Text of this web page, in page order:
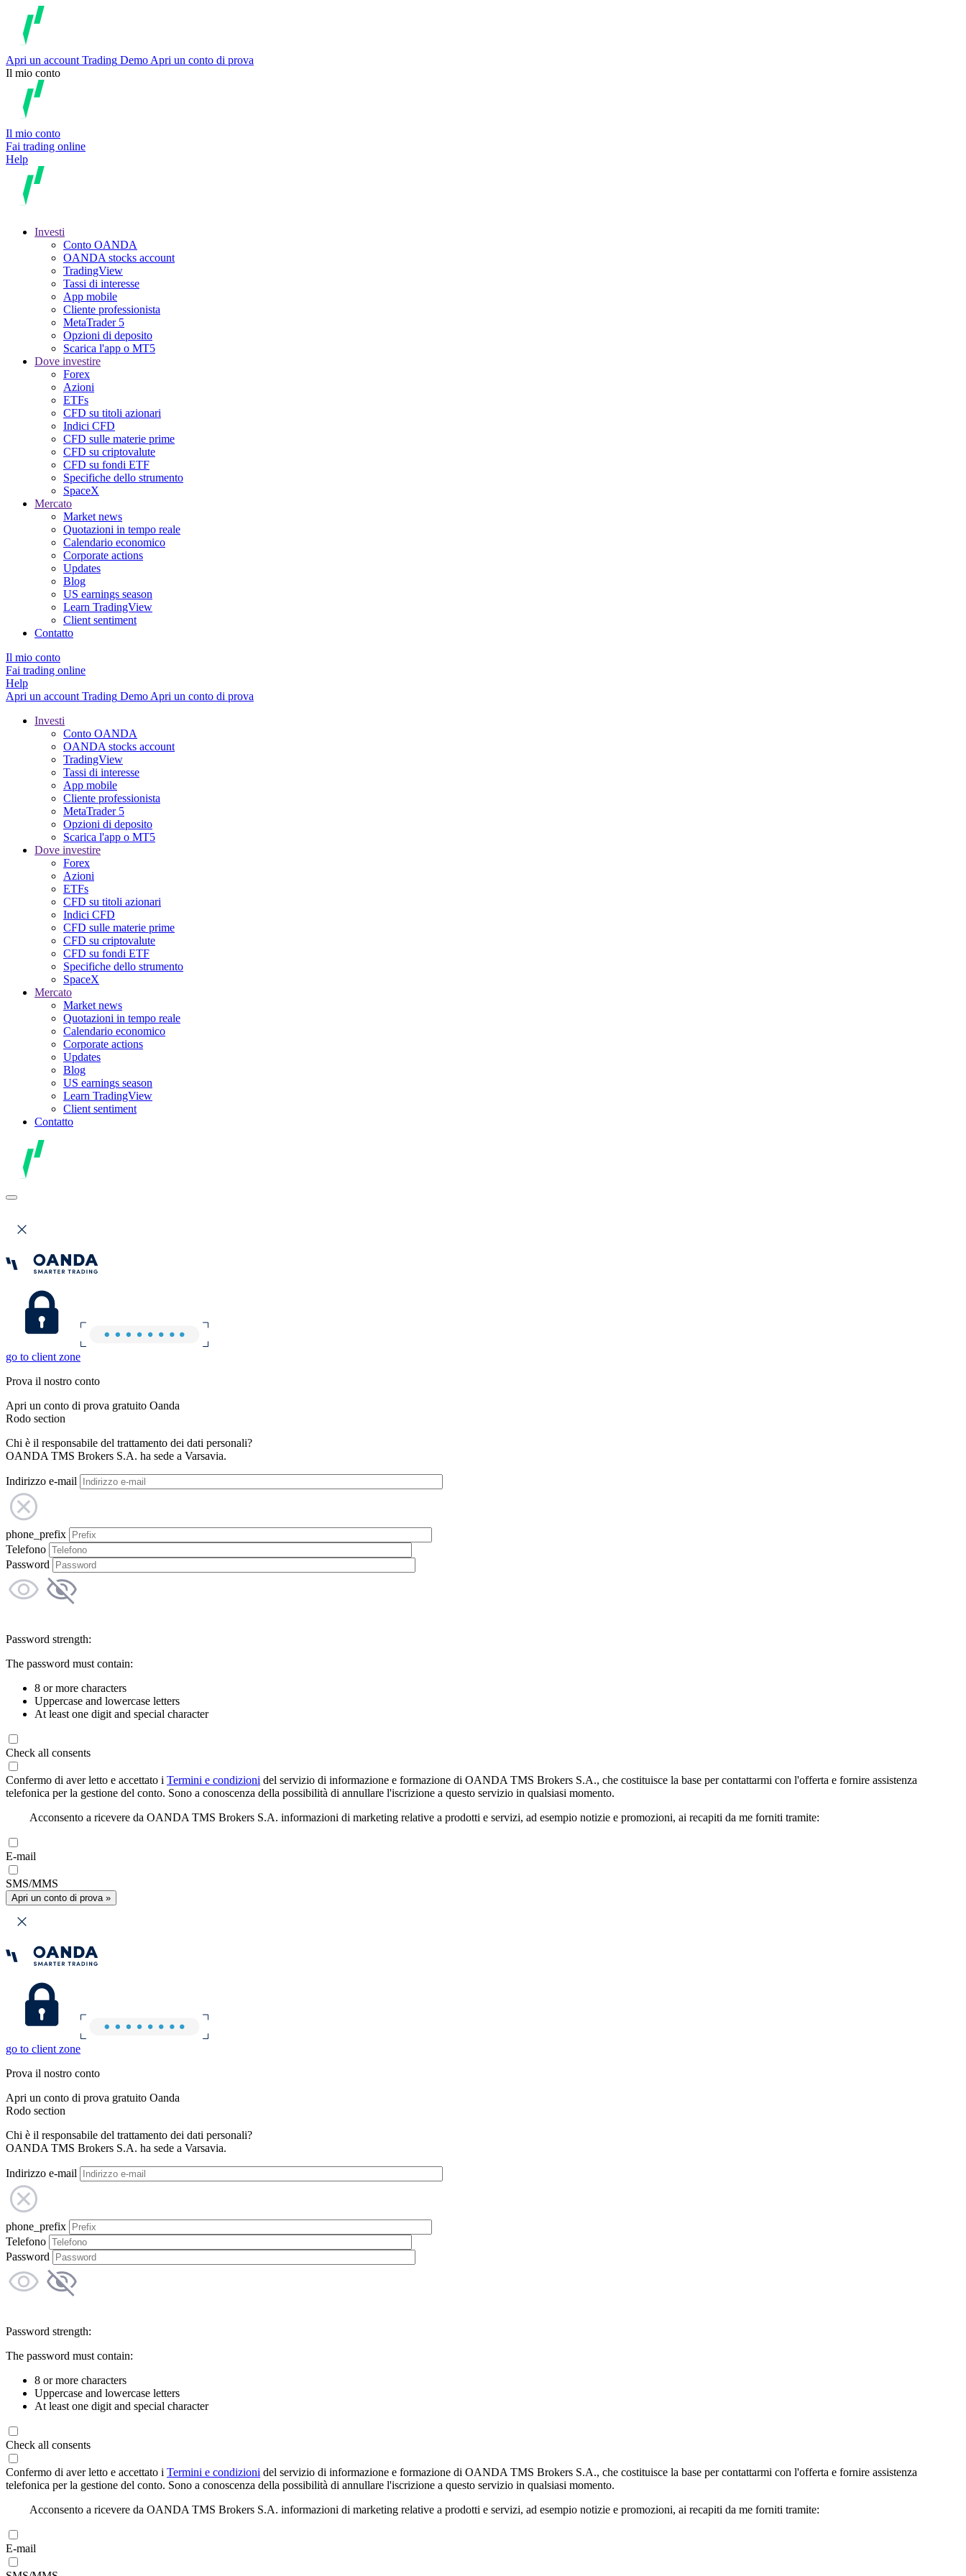
Apri un account Trading Demo Apri un conto di prova
Il mio conto
Il mio conto
Fai trading online
Help
Investi
Conto OANDA
OANDA stocks account
TradingView
Tassi di interesse
App mobile
Cliente professionista
MetaTrader 5
Opzioni di deposito
Scarica l'app o MT5
Dove investire
Forex
Azioni
ETFs
CFD su titoli azionari
Indici CFD
CFD sulle materie prime
CFD su criptovalute
CFD su fondi ETF
Specifiche dello strumento
SpaceX
Mercato
Market news
Quotazioni in tempo reale
Calendario economico
Corporate actions
Updates
Blog
US earnings season
Learn TradingView
Client sentiment
Contatto
Il mio conto
Fai trading online
Help
Apri un account Trading Demo Apri un conto di prova
Investi
Conto OANDA
OANDA stocks account
TradingView
Tassi di interesse
App mobile
Cliente professionista
MetaTrader 5
Opzioni di deposito
Scarica l'app o MT5
Dove investire
Forex
Azioni
ETFs
CFD su titoli azionari
Indici CFD
CFD sulle materie prime
CFD su criptovalute
CFD su fondi ETF
Specifiche dello strumento
SpaceX
Mercato
Market news
Quotazioni in tempo reale
Calendario economico
Corporate actions
Updates
Blog
US earnings season
Learn TradingView
Client sentiment
Contatto
go to client zone
Prova il nostro conto
Apri un conto di prova gratuito Oanda
Rodo section
Chi è il responsabile del trattamento dei dati personali?
OANDA TMS Brokers S.A. ha sede a Varsavia.
Indirizzo e-mail
phone_prefix
Telefono
Password
Password strength:
The password must contain:
8 or more characters
Uppercase and lowercase letters
At least one digit and special character
Check all consents
Confermo di aver letto e accettato i Termini e condizioni del servizio di informazione e formazione di OANDA TMS Brokers S.A., che costituisce la base per contattarmi con l'offerta e fornire assistenza
telefonica per la gestione del conto. Sono a conoscenza della possibilità di annullare l'iscrizione a questo servizio in qualsiasi momento.
Acconsento a ricevere da OANDA TMS Brokers S.A. informazioni di marketing relative a prodotti e servizi, ad esempio notizie e promozioni, ai recapiti da me forniti tramite:
E-mail
SMS/MMS
Apri un conto di prova »
go to client zone
Prova il nostro conto
Apri un conto di prova gratuito Oanda
Rodo section
Chi è il responsabile del trattamento dei dati personali?
OANDA TMS Brokers S.A. ha sede a Varsavia.
Indirizzo e-mail
phone_prefix
Telefono
Password
Password strength:
The password must contain:
8 or more characters
Uppercase and lowercase letters
At least one digit and special character
Check all consents
Confermo di aver letto e accettato i Termini e condizioni del servizio di informazione e formazione di OANDA TMS Brokers S.A., che costituisce la base per contattarmi con l'offerta e fornire assistenza
telefonica per la gestione del conto. Sono a conoscenza della possibilità di annullare l'iscrizione a questo servizio in qualsiasi momento.
Acconsento a ricevere da OANDA TMS Brokers S.A. informazioni di marketing relative a prodotti e servizi, ad esempio notizie e promozioni, ai recapiti da me forniti tramite:
E-mail